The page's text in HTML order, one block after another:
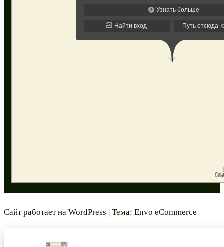
Сайт работает на WordPress | Тема: Envo eCommerce